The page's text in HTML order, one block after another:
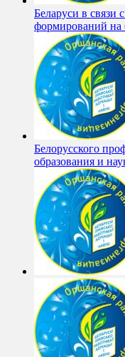
Беларуси в связи
формирований на
Белорусского
образования и